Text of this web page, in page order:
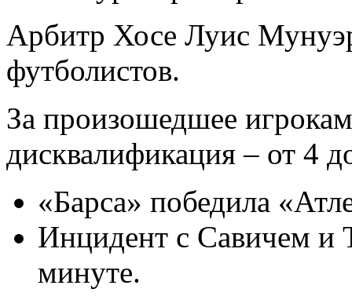
Арбитр Хосе Луис
футболистов.
За произошедшее
дисквалификация – от 4
«Барса» победила
Инцидент с Савичем и
минуте.